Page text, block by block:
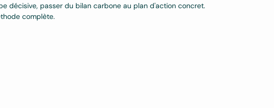
décisive, passer du bilan carbone au plan d'action concret.
complète.